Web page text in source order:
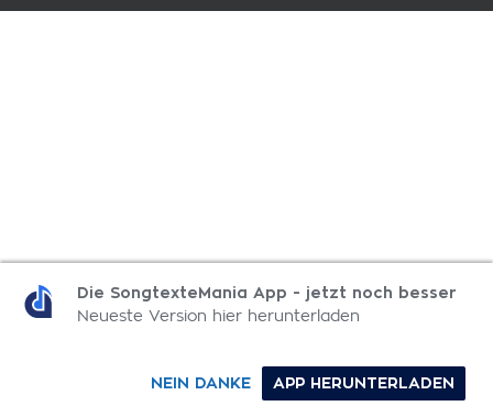
Die SongtexteMania App - jetzt noch besser
Neueste Version hier herunterladen
APP HERUNTERLADEN
NEIN DANKE